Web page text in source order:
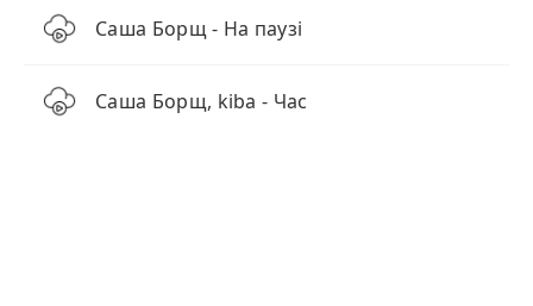
Саша Борщ - На паузі
Саша Борщ, kiba - Час